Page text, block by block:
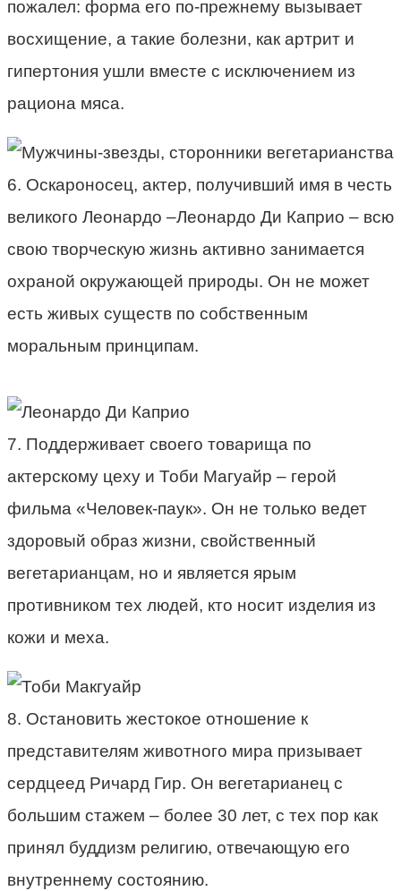
пожалел: форма его по-прежнему вызывает
восхищение, а такие болезни, как артрит и
гипертония ушли вместе с исключением из
рациона мяса.
6. Оскароносец, актер, получивший имя в честь
великого Леонардо –Леонардо Ди Каприо – всю
свою творческую жизнь активно занимается
охраной окружающей природы. Он не может
есть живых существ по собственным
моральным принципам.
7. Поддерживает своего товарища по
актерскому цеху и Тоби Магуайр – герой
фильма «Человек-паук». Он не только ведет
здоровый образ жизни, свойственный
вегетарианцам, но и является ярым
противником тех людей, кто носит изделия из
кожи и меха.
8. Остановить жестокое отношение к
представителям животного мира призывает
сердцеед Ричард Гир. Он вегетарианец с
большим стажем – более 30 лет, с тех пор как
принял буддизм религию, отвечающую его
внутреннему состоянию.